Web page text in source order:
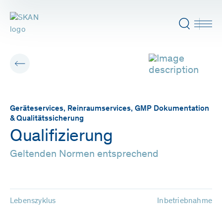
Geräteservices, Reinraumservices, GMP Dokumentation
& Qualitätssicherung
Qualifizierung
Geltenden Normen entsprechend
Lebenszyklus Inbetriebnahme